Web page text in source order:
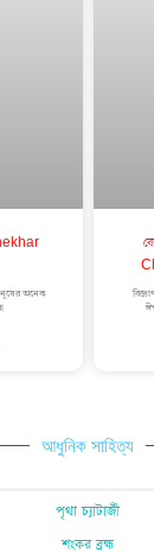
অনেক
আধুনিক সাহিত্য
পৃথা চ্যাটার্জী
শংকর ব্রহ্ম